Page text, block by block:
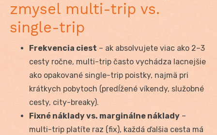
zmysel multi-trip vs.
single-trip
Frekvencia ciest – ak absolvujete viac ako 2–3
cesty ročne, multi-trip často vychádza lacnejšie
ako opakované single-trip poistky, najmä pri
krátkych pobytoch (predĺžené víkendy, služobné
cesty, city-breaky).
Fixné náklady vs. marginálne náklady –
multi-trip platíte raz (fix), každá ďalšia cesta má